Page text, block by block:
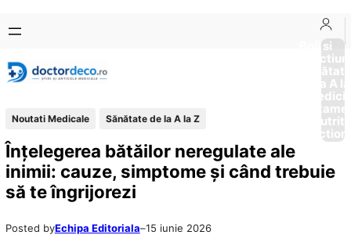
conținut
content
Boli si
Afectiuni
Sănătate
de la A
Noutati Medicale Sănătate de la A la Z
Înțelegerea bătăilor neregulate ale
inimii: cauze, simptome și când trebuie
să te îngrijorezi
Posted byEchipa Editoriala–15 iunie 2026